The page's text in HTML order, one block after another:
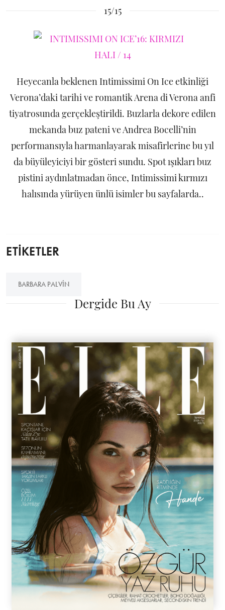
15/15
Heyecanla beklenen Intimissimi On Ice etkinliği
Verona’daki tarihi ve romantik Arena di Verona anfi
tiyatrosunda gerçekleştirildi. Buzlarla dekore edilen
mekanda buz pateni ve Andrea Bocelli’nin
performansıyla harmanlayarak misafirlerine bu yıl
da büyüleyiciyi bir gösteri sundu. Spot ışıkları buz
pistini aydınlatmadan önce, Intimissimi kırmızı
halısında yürüyen ünlü isimler bu sayfalarda..
ETİKETLER
BARBARA PALVIN
Dergide Bu Ay